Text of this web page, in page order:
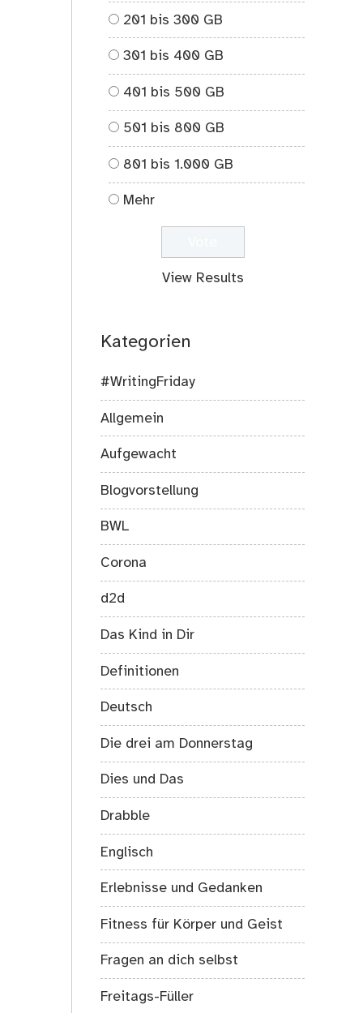
201 bis 300 GB
301 bis 400 GB
401 bis 500 GB
501 bis 800 GB
801 bis 1.000 GB
Mehr
View Results
Kategorien
#WritingFriday
Allgemein
Aufgewacht
Blogvorstellung
BWL
Corona
d2d
Das Kind in Dir
Definitionen
Deutsch
Die drei am Donnerstag
Dies und Das
Drabble
Englisch
Erlebnisse und Gedanken
Fitness für Körper und Geist
Fragen an dich selbst
Freitags-Füller